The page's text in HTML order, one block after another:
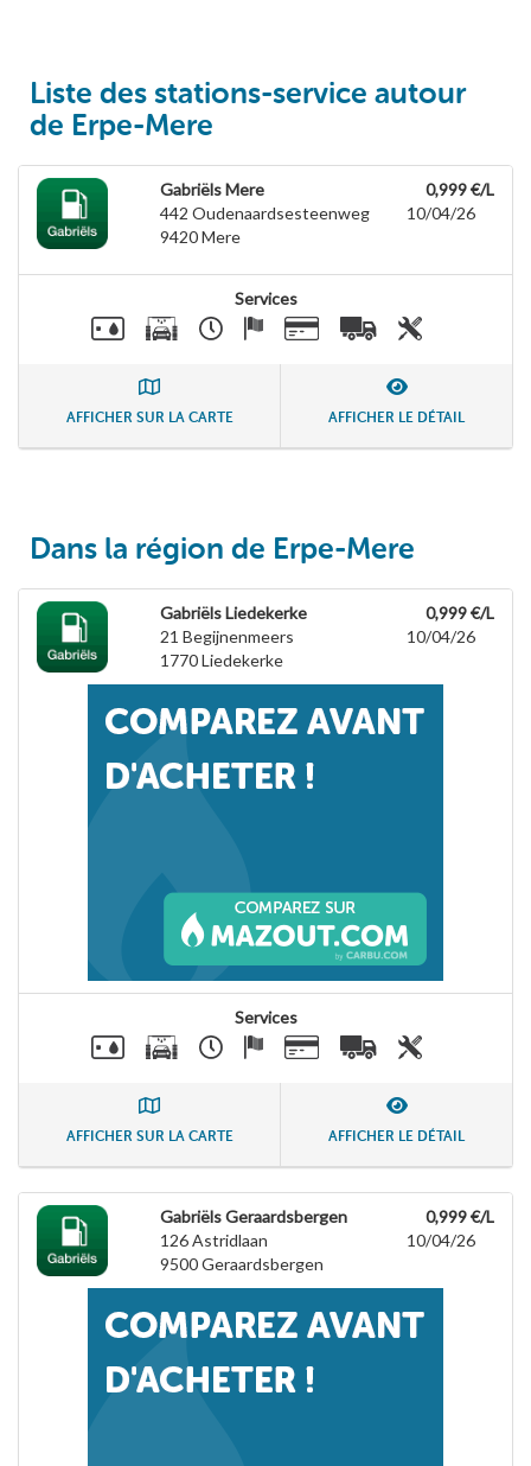
Liste des stations-service autour
de Erpe-Mere
Gabriëls Mere
442 Oudenaardsesteenweg
9420Mere
0,999 €/L
10/04/26
Services
AFFICHER SUR LA CARTE AFFICHER LE DÉTAIL
Dans la région de Erpe-Mere
Gabriëls Liedekerke
21 Begijnenmeers
1770Liedekerke
0,999 €/L
10/04/26
Services
AFFICHER SUR LA CARTE AFFICHER LE DÉTAIL
Gabriëls Geraardsbergen
126 Astridlaan
9500Geraardsbergen
0,999 €/L
10/04/26